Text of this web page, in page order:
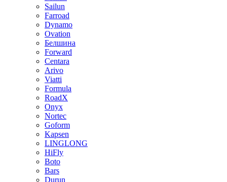
Sailun
Farroad
Dynamo
Ovation
Белшина
Forward
Centara
Arivo
Viatti
Formula
RoadX
Onyx
Nortec
Goform
Kapsen
LINGLONG
HiFly
Boto
Bars
Durun